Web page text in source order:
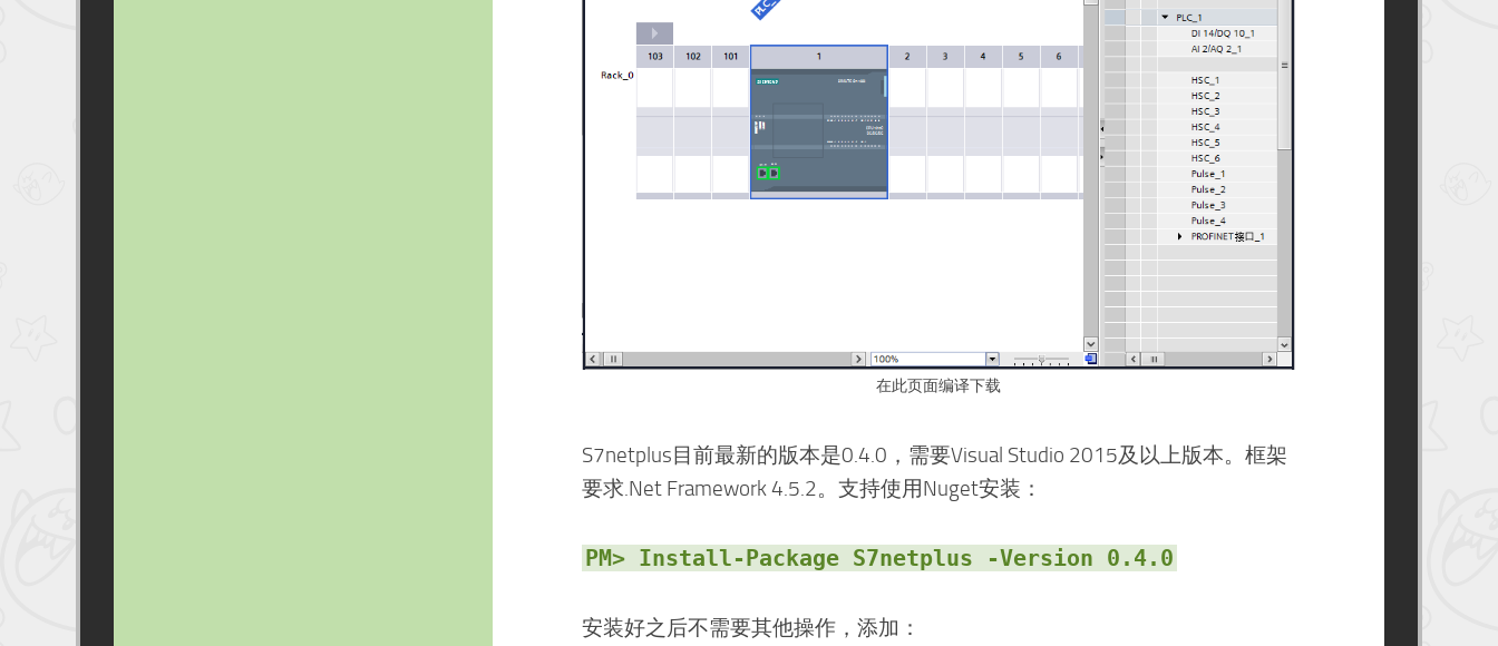
在此页面编译下载
S7netplus目前最新的版本是0.4.0，需要Visual Studio 2015及以上版本。框架
要求.Net Framework 4.5.2。支持使用Nuget安装：
PM> Install-Package S7netplus -Version 0.4.0
安装好之后不需要其他操作，添加：